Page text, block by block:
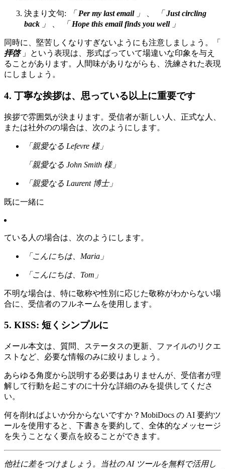
決まり文句: 「 Per my last email 」 「 Just circling
back 」 「 Hope this email finds you well 」
同時に、堅苦しくなりすぎないようにも注意しましょう。「
拝啓 」という表現は、形式ばっていて場違いな印象を与え
ることがあります。人間味がありながらも、洗練された表現
にしましょう。
4. 丁寧な挨拶は、思っている以上に重要です
挨拶で雰囲気が決まります。受信者が新しい人、正式な人、
または社外のの場合は、次のようにします。
「親愛なる Lefevre 様」
「親愛なる John Smith 様」
「親愛なる Laurent 博士」
既に一緒に
ている人の場合は、次のようにします。
「こんにちは、Maria」
「こんにちは、Tom」
不明な場合は、特に敬称や性別に応じた敬称がわからない場
合に、受信者のフルネームを使用します。
5. KISS: 短くシンプルに
メール本文は、質問、ステータスの更新、ファイルのリクエ
ストなど、必要な情報のみに絞りましょう。
あらゆる角度から説明する必要はありませんが、受信者が理
解して行動を起こすのに十分な詳細のみを提供してくださ
い。
何を削ればよいか分からないですか？MobiDocs の AI 要約ツ
ールを使用すると、下書きを要約して、全体的なメッセージ
を失うことなく要点を絞ることができます。
他社に差をつけましょう。当社の AI ツールを無料で活用し